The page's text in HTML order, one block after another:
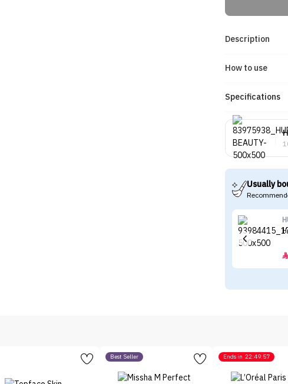
Description
How to use
Specifications
Usually

Best Seller Ends in 22:49:57